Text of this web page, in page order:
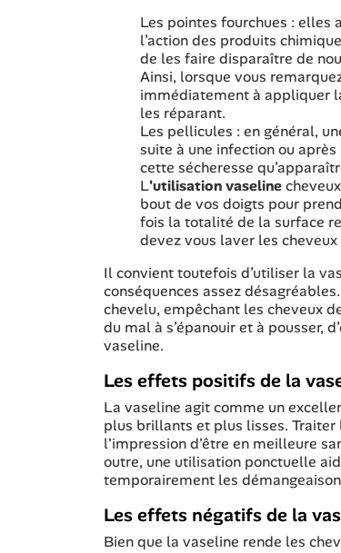
Les pointes fourchues : elles
l’action des produits
de les faire disparaître de
Ainsi, lorsque vous
immédiatement à appliquer
les réparant.
Les pellicules : en général,
suite à une infection ou
cette sécheresse
L'utilisation vaseline
bout de vos doigts pour
fois la totalité de la surface
devez vous laver les
Il convient toutefois d’utiliser la
conséquences assez
chevelu, empêchant les cheveux
du mal à s’épanouir et à pousser,
vaseline.
Les effets positifs de la
La vaseline agit comme un
plus brillants et plus lisses.
l'impression d'être en meilleure
outre, une utilisation ponctuelle
temporairement les
Les effets négatifs de la
Bien que la vaseline rende les